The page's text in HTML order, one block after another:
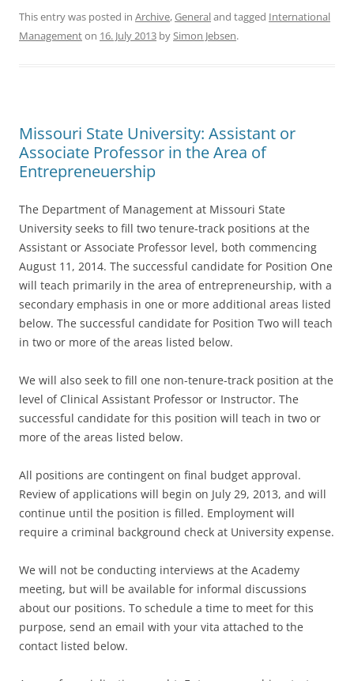
c
e
o
k
itt
er
ar
e
This entry was posted in Archive,Generaland tagged International
Managementon 16. July 2013 bySimon Jebsen.
Missouri State University: Assistant or
Associate Professor in the Area of
Entrepreneuership
The Department of Management at Missouri State
University seeks to fill two tenure-track positions at the
Assistant or Associate Professor level, both commencing
August 11, 2014. The successful candidate for Position One
will teach primarily in the area of entrepreneurship, with a
secondary emphasis in one or more additional areas listed
below. The successful candidate for Position Two will teach
in two or more of the areas listed below.
We will also seek to fill one non-tenure-track position at the
level of Clinical Assistant Professor or Instructor. The
successful candidate for this position will teach in two or
more of the areas listed below.
All positions are contingent on final budget approval.
Review of applications will begin on July 29, 2013, and will
continue until the position is filled. Employment will
require a criminal background check at University expense.
We will not be conducting interviews at the Academy
meeting, but will be available for informal discussions
about our positions. To schedule a time to meet for this
purpose, send an email with your vita attached to the
contact listed below.